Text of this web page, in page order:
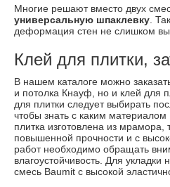
Многие решают вместо двух
универсальную шпаклевку .
деформация стен не слишком
Клей для плитки,
В нашем каталоге можно
и потолка Кнауф, но и клей для
для плитки следует выбирать
чтобы знать с каким
плитка изготовлена из мрамора,
повышенной прочности и с
работ необходимо обращать
влагоустойчивость. Для
смесь Baumit с высокой